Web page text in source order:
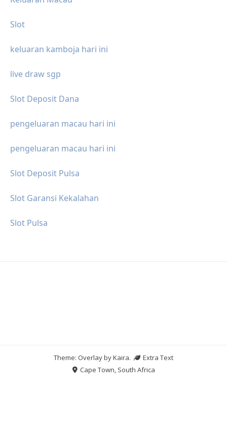
Slot
keluaran kamboja hari ini
live draw sgp
Slot Deposit Dana
pengeluaran macau hari ini
pengeluaran macau hari ini
Slot Deposit Pulsa
Slot Garansi Kekalahan
Slot Pulsa
Theme: Overlay byKaira.
Extra Text
Cape Town, South Africa